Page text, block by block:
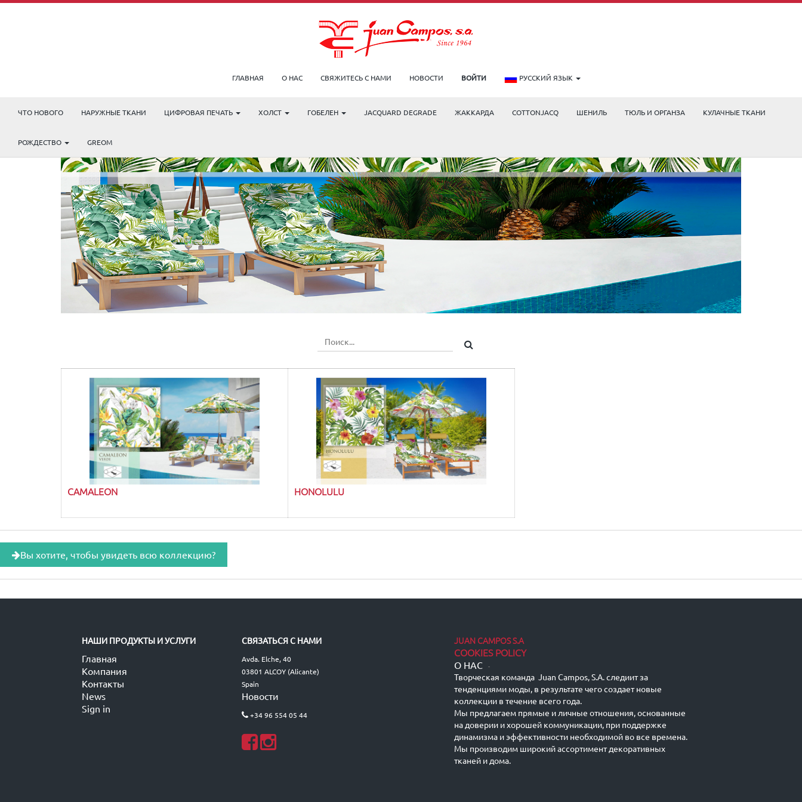
ГЛАВНАЯ О НАС СВЯЖИТЕСЬ С НАМИ НОВОСТИ ВОЙТИ РУССКИЙ ЯЗЫК
ЧТО НОВОГО НАРУЖНЫЕ ТКАНИ ЦИФРОВАЯ ПЕЧАТЬ ХОЛСТ ГОБЕЛЕН JACQUARD DEGRADE ЖАККАРДА COTTONJACQ ШЕНИЛЬ ТЮЛЬ И ОРГАНЗА КУЛАЧНЫЕ ТКАНИ
РОЖДЕСТВО GREOM
CAMALEON HONOLULU
Вы хотите, чтобы увидеть всю коллекцию?
НАШИ ПРОДУКТЫ И УСЛУГИ
Главная
Компания
Контакты
News
Sign in
СВЯЗАТЬСЯ С НАМИ
Avda. Elche, 40
03801 ALCOY (Alicante)
Spain
Новости
+34 96 554 05 44
JUAN CAMPOS S.A
COOKIES POLICY
О НАС -
Творческая команда Juan Campos, S.A. следиит за
тенденциями моды, в результате чего создает новые
коллекции в течение всего года.
Мы предлагаем прямые и личные отношения, основанные
на доверии и хорошей коммуникации, при поддержке
динамизма и эффективности необходимой во все времена.
Мы производим широкий ассортимент декоративных
тканей и дома.